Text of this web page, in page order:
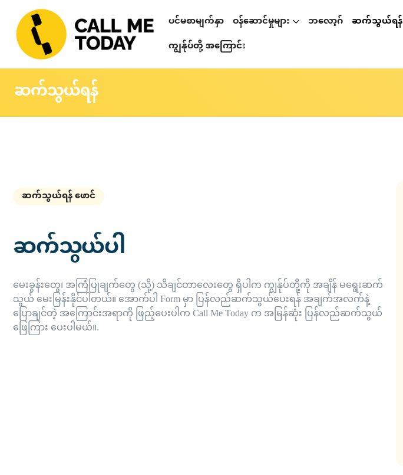
ပင်မစာမျက်နှာ ဝန်ဆောင်မှုများ ဘလော့ဂ် ဆက်သွယ်ရန်
ကျွန်ုပ်တို့ အကြောင်း
ဆက်သွယ်ရန်
ဆက်သွယ်ရန် ဖောင်
ဆက်သွယ်ပါ
မေးခွန်းတွေ၊ အကြံပြုချက်တွေ (သို့) သိချင်တာလေးတွေ ရှိပါက ကျွန်ုပ်တို့ကို အချိန် မရွေးဆက်
သွယ် မေးမြန်းနိုင်ပါတယ်။ အောက်ပါ Form မှာ ပြန်လည်ဆက်သွယ်ပေးရန် အချက်အလက်နဲ့
ပြောချင်တဲ့ အကြောင်းအရာကို ဖြည့်ပေးပါက Call Me Today က အမြန်ဆုံး ပြန်လည်ဆက်သွယ်
ဖြေကြား ပေးပါမယ်။.